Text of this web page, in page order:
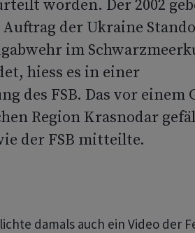
worden. Der 2002
der Ukraine
im
hiess es in einer
des FSB. Das vor einem
Region Krasnodar
der FSB mitteilte.
damals auch ein Video der